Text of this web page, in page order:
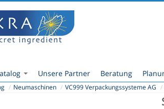
Unsere Partner Beratung
/ Neumaschinen / VC999 Verpackungssysteme AG /